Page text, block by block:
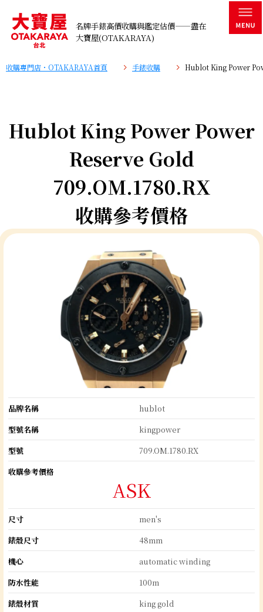
名牌手錶高價收購與鑑定估價——盡在
大寶屋(OTAKARAYA)
收購專門店・OTAKARAYA首頁 手錶收購 Hublot King Power
Hublot King Power Power
Reserve Gold
709.OM.1780.RX
收購參考價格
品牌名稱
hublot
型號名稱
kingpower
型號
709.OM.1780.RX
收購參考價格
ASK
尺寸
men's
錶殼尺寸
48mm
機心
automatic winding
防水性能
100m
錶殼材質
king gold